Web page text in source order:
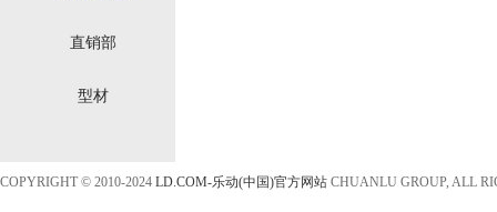
直销部
型材
COPYRIGHT © 2010-2024 LD.COM-乐动(中国)官方网站 CHUANLU GROUP, ALL